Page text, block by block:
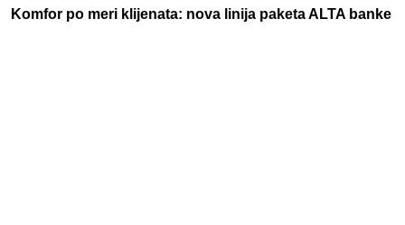
Komfor po meri klijenata: nova linija paketa ALTA banke